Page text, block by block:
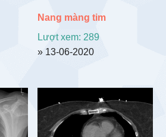
Nang màng tim
Lượt xem: 289
» 13-06-2020